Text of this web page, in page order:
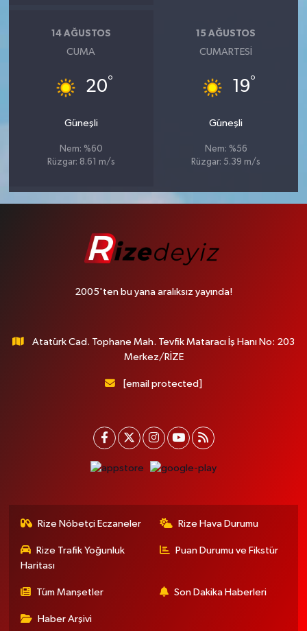
14 AĞUSTOS
CUMA
20°
Güneşli
Nem: %60
Rüzgar: 8.61 m/s
15 AĞUSTOS
CUMARTESI
19°
Güneşli
Nem: %56
Rüzgar: 5.39 m/s
2005'ten bu yana aralıksız yayında!
Atatürk Cad. Tophane Mah. Tevfik Mataracı İş Hanı No: 203
Merkez/RİZE
[email protected]
Rize Nöbetçi Eczaneler Rize Hava Durumu
Rize Trafik Yoğunluk
Haritası
Puan Durumu ve Fikstür
Tüm Manşetler Son Dakika Haberleri
Haber Arşivi